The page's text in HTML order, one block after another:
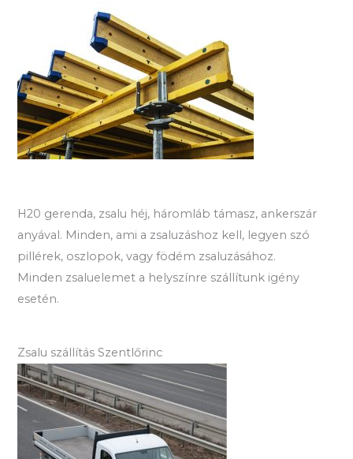
H20 gerenda, zsalu héj, háromláb támasz, ankerszár
anyával. Minden, ami a zsaluzáshoz kell, legyen szó
pillérek, oszlopok, vagy födém zsaluzásához.
Minden zsaluelemet a helyszínre szállítunk igény
esetén.
Zsalu szállítás Szentlőrinc